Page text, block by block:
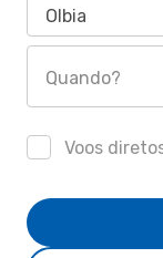
Olbia
Quando?
Voos